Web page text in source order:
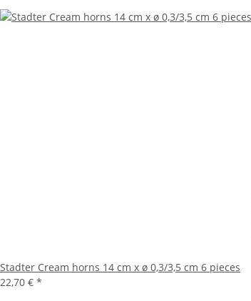
Stadter Cream horns 14 cm x ø 0,3/3,5 cm 6 pieces
22,70 € *